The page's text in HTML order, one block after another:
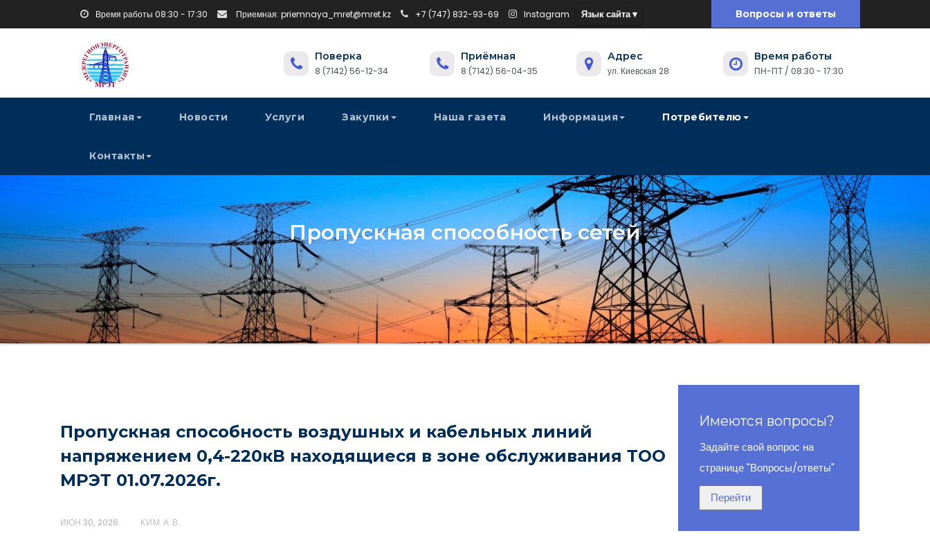
Язык сайта ▾
Время работы 08:30 - 17:30 Приемная: priemnaya_mret@mret.kz +7 (747) 832-93-69 Instagram Вопросы и ответы
Поверка
8 (7142) 56-12-34
Приёмная
8 (7142) 56-04-35
Адрес
ул. Киевская 28
Время работы
ПН-ПТ / 08:30 - 17:30
Главная Новости Услуги Закупки Наша газета Информация Потребителю
Контакты
Пропускная способность сетей
Пропускная способность воздушных и кабельных линий
напряжением 0,4-220кВ находящиеся в зоне обслуживания ТОО
МРЭТ 01.07.2026г.
ИЮН 30, 2026 КИМ А.В.
Имеются вопросы?
Задайте свой вопрос на
странице "Вопросы/ответы"